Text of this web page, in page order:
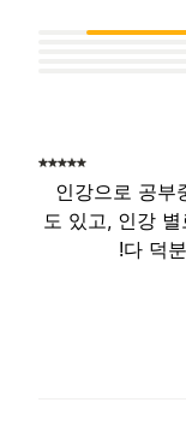
인강으로
도 있고, 인